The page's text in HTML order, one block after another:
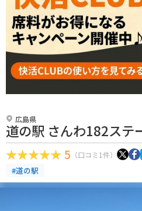
広島県
道の駅 さんわ182ステ
5 （口コミ1件）
#道の駅